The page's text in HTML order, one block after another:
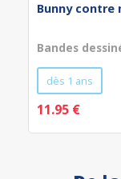
Bunny contre
Bandes
dès 1 ans
11.95 €